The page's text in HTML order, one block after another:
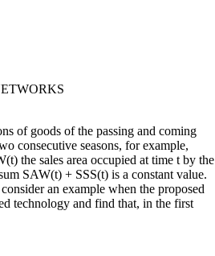
of goods of the passing and coming
consecutive seasons, for example,
the sales area occupied at time t by the
SAW(t) + SSS(t) is a constant value.
an example when the proposed
technology and find that, in the first